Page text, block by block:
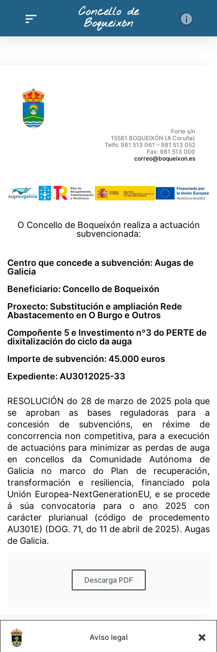
Aviso legal
Concello de
Boqueixón
Forte s/n
15581 BOQUEIXÓN (A Coruña)
Telfs: 981 513 061 – 981 513 052
Fax: 981 513 000
correo@boqueixon.es
O Concello de Boqueixón realiza a actuación
subvencionada:
Centro que concede a subvención: Augas de
Galicia
Beneficiario: Concello de Boqueixón
Proxecto: Substitución e ampliación Rede
Abastacemento en O Burgo e Outros
Compoñente 5 e Investimento nº3 do PERTE de
dixitalización do ciclo da auga
Importe de subvención: 45.000 euros
Expediente: AU3012025-33
RESOLUCIÓN do 28 de marzo de 2025 pola que
se aproban as bases reguladoras para a
concesión de subvencións, en réxime de
concorrencia non competitiva, para a execución
de actuacións para minimizar as perdas de auga
en concellos da Comunidade Autónoma de
Galicia no marco do Plan de recuperación,
transformación e resiliencia, financiado pola
Unión Europea-NextGenerationEU, e se procede
á súa convocatoria para o ano 2025 con
carácter plurianual (código de procedemento
AU301E) (DOG. 71, do 11 de abril de 2025). Augas
de Galicia.
Descarga PDF